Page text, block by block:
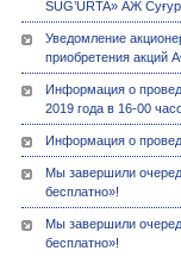
SUG’URTA» АЖ
Уведомление
приобретения акций
Информация о
2019 года в 16-00
Информация о
Мы завершили
бесплатно»!
Мы завершили
бесплатно»!